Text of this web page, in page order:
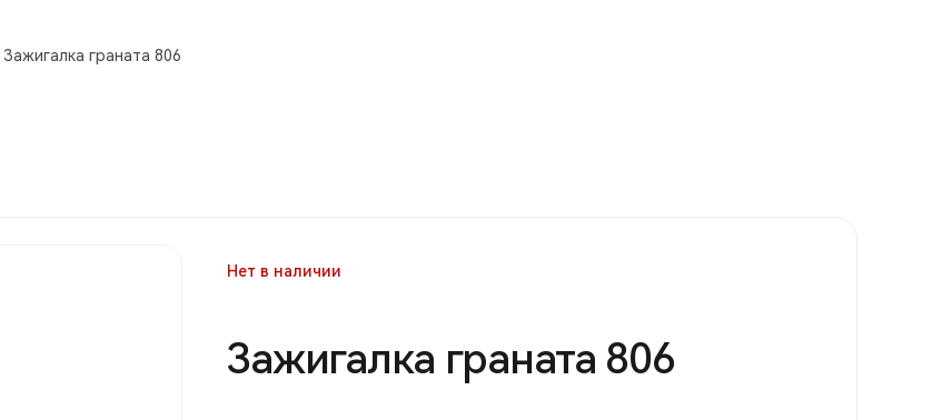
Зажигалка граната 806
Нет в наличии
Зажигалка граната 806